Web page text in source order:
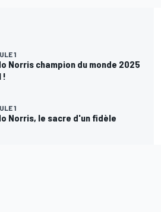
1
Norris champion du monde 2025
!
1
Norris, le sacre d'un fidèle